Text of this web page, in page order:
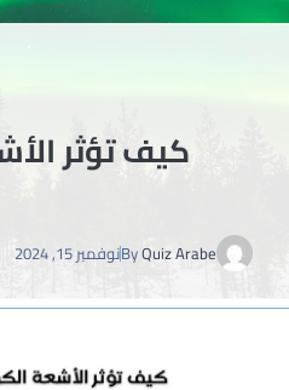
كيف تؤثر
ByQuiz Arabe نوفمبر 15, 2024